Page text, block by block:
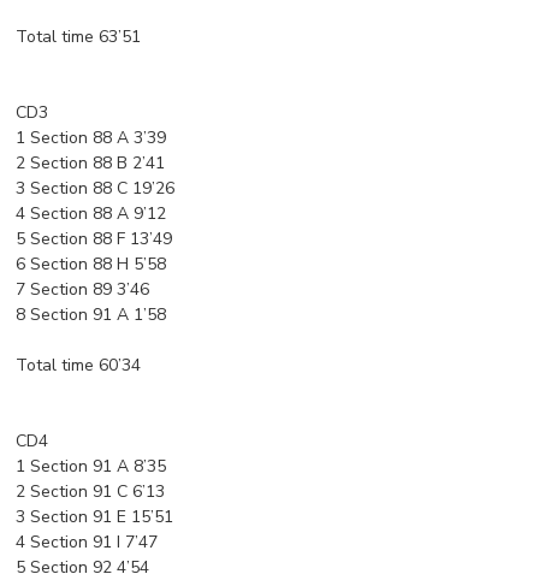
Total time 63’51
CD3
1 Section 88 A 3’39
2 Section 88 B 2’41
3 Section 88 C 19’26
4 Section 88 A 9’12
5 Section 88 F 13’49
6 Section 88 H 5’58
7 Section 89 3’46
8 Section 91 A 1’58
Total time 60’34
CD4
1 Section 91 A 8’35
2 Section 91 C 6’13
3 Section 91 E 15’51
4 Section 91 I 7’47
5 Section 92 4’54